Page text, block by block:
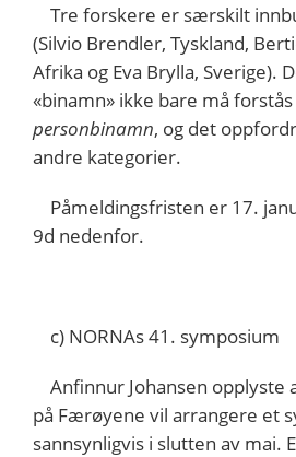
Tre forskere er særskilt
(Silvio Brendler, Tyskland,
Afrika og Eva Brylla, Sverige).
«binamn» ikke bare må
personbinamn, og det
andre kategorier.
Påmeldingsfristen er 17.
9d nedenfor.
c) NORNAs 41. symposium
Anfinnur Johansen opplyste
på Færøyene vil arrangere et
sannsynligvis i slutten av mai.